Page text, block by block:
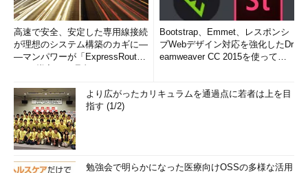
高速で安全、安定した専用線接続
が理想のシステム構築のカギに―
―マンパワーが「ExpressRout
Bootstrap、Emmet、レスポンシ
ブWebデザイン対応を強化したDr
eamweaver CC 2015を使って
より広がったカリキュラムを通過点に若者は上を目
指す (1/2)
勉強会で明らかになった医療向けOSSの多様な活用